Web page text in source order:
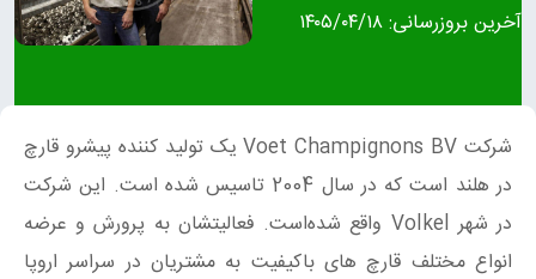
آخرین بروزرسانی:۱۴۰۵/۰۴/۱۸
شرکت Voet Champignons BV یک تولید کننده پیشرو قارچ
در هلند است که در سال 2004 تاسیس شده است. این شرکت
در شهر Volkel واقع شده‌است. فعالیتشان به پرورش و عرضه
انواع مختلف قارچ های باکیفیت به مشتریان در سراسر اروپا